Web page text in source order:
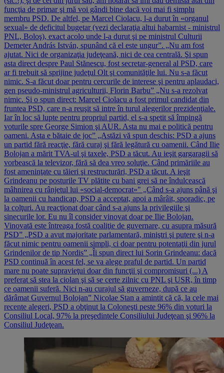
funcţia de primar şi mă voi gândi bine dacă voi mai fi simplu
membru PSD. De altfel, pe Marcel Ciolacu, l-a durut în «organul
sexual» de deficitul bugetar (vezi declaraţia altui habarnist - ministrul
PNL, Boloş), exact acolo unde l-a durut şi pe ministrul Culturii
Demeter András István, spunând că el este ungur”. „Nu am fost
ajutat. Nici de organizaţia judeţeană, nici de cea centrală. Şi spun
asta direct despre Paul Stănescu, fost secretar-general al PSD, care
ar fi trebuit să sprijine judeţul Olt şi comunităţile lui. Nu s-a făcut
nimic. S-a făcut doar pentru cercurile de interese şi pentru aplaudaci,
gen pseudo-ministrul agriculturii, Florin Barbu” „Nu s-a rezolvat
nimic. Şi o spun direct: Marcel Ciolacu a fost primul candidat din
fruntea PSD, care n-a reuşit să intre în turul alegerilor prezidenţiale.
Iar în loc să lupte pentru propriul partid, el s-a spetit să împingă
voturile spre George Simion şi AUR. Asta nu mai e politică pentru
oameni. Asta e bătaie de joc” „Astăzi vă spun deschis: PSD a ajuns
un partid fără reacţie, fără curaj şi fără legătură cu oamenii. Când Ilie
Bolojan a mărit TVA-ul şi taxele, PSD a tăcut. Au ieşit gargaragii să
vorbească la televizor, fără să dea vreo soluţie. Când primăriile au
fost ameninţate cu tăieri şi restructurări, PSD a tăcut. A ieşit
Grindeanu pe posturile TV plătite cu bani grei să ne îndulcească
mâhnirea cu rânjetul lui «social-democrat»" „Când s-a ajuns până şi
la oamenii cu handicap, PSD a acceptat, apoi a mârâit, sporadic, pe
la colţuri. Au reacţionat doar când s-a ajuns la privilegiile şi
sinecurile lor. Eu nu îl consider vinovat doar pe Ilie Bolojan.
Vinovată este întreaga fostă coaliţie de guvernare, cu asupra măsură
PSD” „PSD a avut majoritate parlamentară, miniştri şi putere şi n-a
făcut nimic pentru oamenii simpli, ci doar pentru potentaţii din jurul
Grindenilor de tip Nordis” „Îi spun direct lui Sorin Grindeanu: dacă
PSD continuă în acest fel, se va alege praful de partid. Un partid
mare nu poate supravieţui doar din funcţii şi compromisuri (...) A
preferat să stea la ciolan şi să se certe zilnic cu PNL şi USR, în timp
ce oamenii suferă. Nici n-au curajul să guverneze, după ce au
dărâmat Guvernul Bolojan” Nicolae Stan a amintit că că, la cele mai
recente alegeri, PSD a obţinut la Coloneşti peste 96% din voturi la
Consiliul Local, 97% la preşedintele Consiliului Judeţean şi 96% la
Consiliul Judeţean.